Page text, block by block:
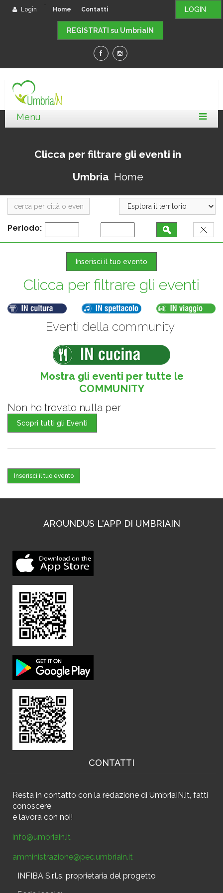
LOGIN
Login Home Contatti
REGISTRATI su UmbriaIN
Clicca per filtrare gli eventi in
Umbria Home
Periodo:
Inserisci il tuo evento
Clicca per filtrare gli eventi
Eventi della community
Mostra gli eventi per tutte le
COMMUNITY
Non ho trovato nulla per
Scopri tutti gli Eventi
Inserisci il tuo evento
AROUNDUS L'APP DI UMBRIAIN
CONTATTI
Resta in contatto con la redazione di UmbriaIN.it, fatti
conoscere
e lavora con noi!
info@umbriain.it
amministrazione@pec.umbriain.it
INFIBA S.r.l.s. proprietaria del progetto